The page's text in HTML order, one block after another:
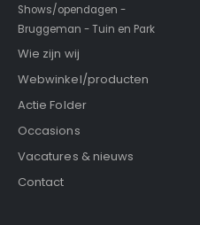
Shows/opendagen -
Bruggeman - Tuin en Park
Wie zijn wij
Webwinkel/producten
Actie Folder
Occasions
Vacatures & nieuws
Contact